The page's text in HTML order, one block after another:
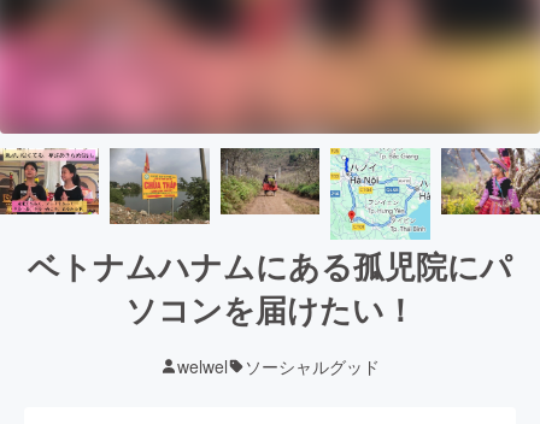
ベトナムハナムにある孤児院にパ
ソコンを届けたい！
welwel ソーシャルグッド